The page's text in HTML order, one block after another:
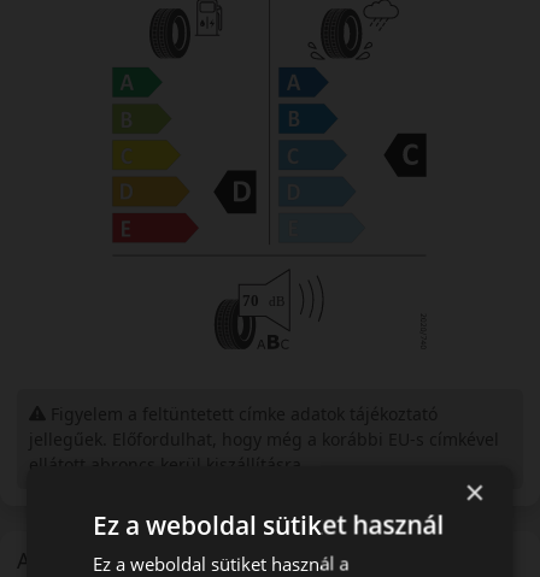
A mintázat
ellátott abroncs kerül kiszállításra.
×
Ez a weboldal sütiket használ
Ez a weboldal sütiket használ a